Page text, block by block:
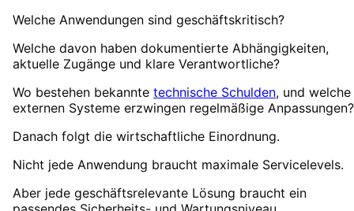
Welche Anwendungen sind geschäftskritisch?
Welche davon haben dokumentierte Abhängigkeiten,
aktuelle Zugänge und klare Verantwortliche?
Wo bestehen bekannte technische Schulden, und welche
externen Systeme erzwingen regelmäßige Anpassungen?
Danach folgt die wirtschaftliche Einordnung.
Nicht jede Anwendung braucht maximale Servicelevels.
Aber jede geschäftsrelevante Lösung braucht ein